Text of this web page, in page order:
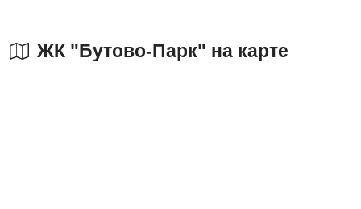
ЖК "Бутово-Парк" на карте